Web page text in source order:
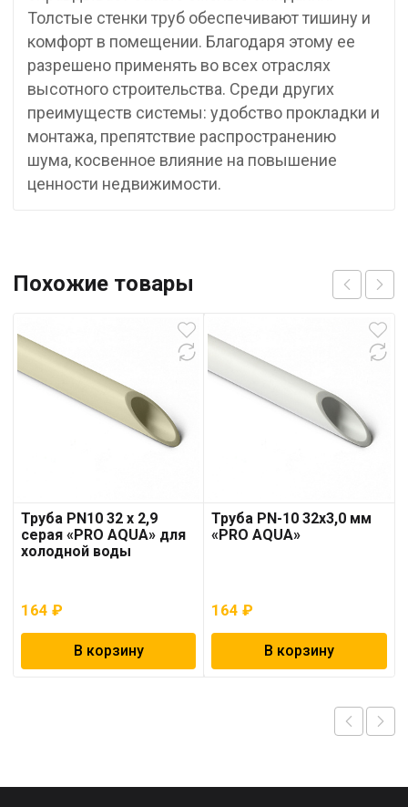
Толстые стенки труб обеспечивают тишину и
комфорт в помещении. Благодаря этому ее
разрешено применять во всех отраслях
высотного строительства. Среди других
преимуществ системы: удобство прокладки и
монтажа, препятствие распространению
шума, косвенное влияние на повышение
ценности недвижимости.
Похожие товары
Труба PN10 32 x 2,9
серая «PRO AQUA» для
холодной воды
164 ₽
В корзину
Труба PN-10 32х3,0 мм
«PRO AQUA»
164₽
В корзину